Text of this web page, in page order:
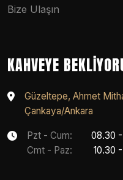
Bize Ulaşın
KAHVEYE
Güzeltepe, Ahmet
Çankaya/Ankara
Pzt - Cum:
08.30
Cmt - Paz:
10.30